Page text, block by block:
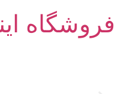
فروشگاه